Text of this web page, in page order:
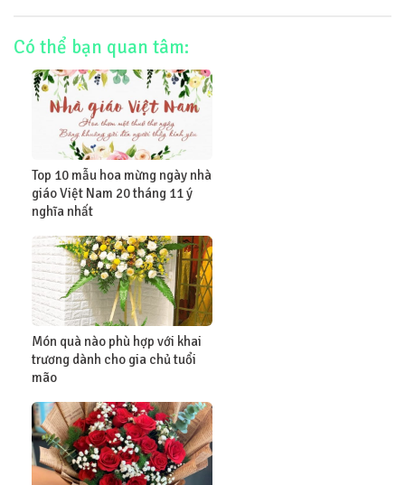
Có thể bạn quan tâm:
Top 10 mẫu hoa mừng ngày nhà
giáo Việt Nam 20 tháng 11 ý
nghĩa nhất
Món quà nào phù hợp với khai
trương dành cho gia chủ tuổi
mão